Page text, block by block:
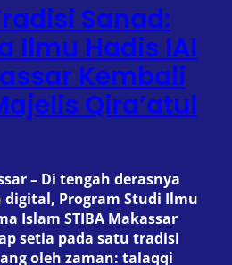
Sanad:
Ilmu Hadis IAI
Kembali
Qira’atul
– Di tengah derasnya
Program Studi Ilmu
Islam STIBA Makassar
setia pada satu tradisi
oleh zaman: talaqqi